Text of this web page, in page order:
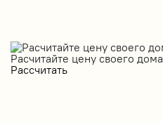
Расчитайте цену своего дома
Рассчитать